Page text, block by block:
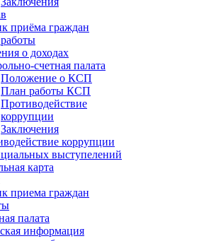
приёма граждан
о доходах
счетная палата
Положение о КСП
План работы КСП
Противодействие
коррупции
Заключения
коррупции
выступелений
карта
приема граждан
палата
информация